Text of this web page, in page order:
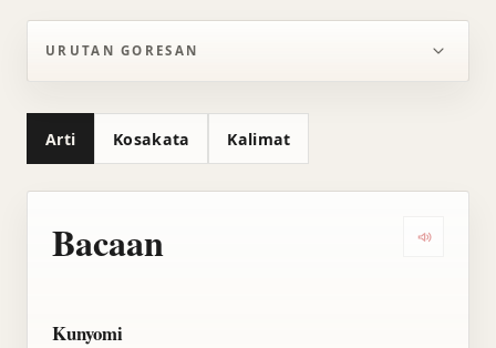
URUTAN GORESAN
Arti Kosakata Kalimat
Bacaan
Kunyomi